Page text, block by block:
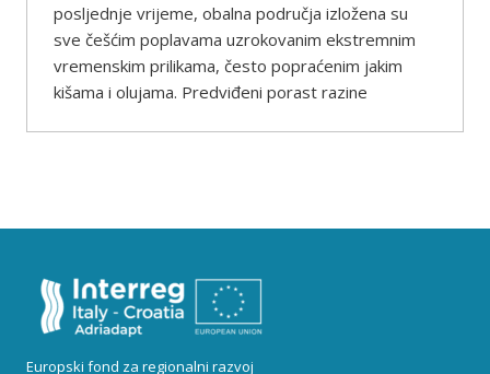
posljednje vrijeme, obalna područja izložena su
sve češćim poplavama uzrokovanim ekstremnim
vremenskim prilikama, često popraćenim jakim
kišama i olujama. Predviđeni porast razine
Europski fond za regionalni razvoj